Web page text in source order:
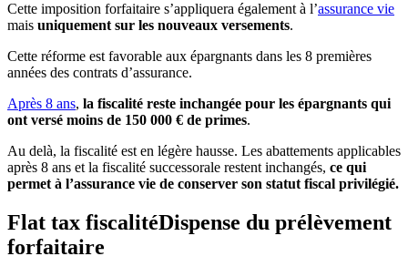
Cette imposition forfaitaire s’appliquera également à l’assurance vie
mais uniquement sur les nouveaux versements.
Cette réforme est favorable aux épargnants dans les 8 premières
années des contrats d’assurance.
Après 8 ans, la fiscalité reste inchangée pour les épargnants qui
ont versé moins de 150 000 € de primes.
Au delà, la fiscalité est en légère hausse. Les abattements applicables
après 8 ans et la fiscalité successorale restent inchangés, ce qui
permet à l’assurance vie de conserver son statut fiscal privilégié.
Flat tax fiscalitéDispense du prélèvement
forfaitaire